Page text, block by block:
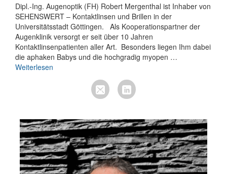
Dipl.-Ing. Augenoptik (FH) Robert Mergenthal ist Inhaber von
SEHENSWERT – Kontaktlinsen und Brillen in der
Universitätsstadt Göttingen. Als Kooperationspartner der
Augenklinik versorgt er seit über 10 Jahren
Kontaktlinsenpatienten aller Art. Besonders liegen Ihm dabei
die aphaken Babys und die hochgradig myopen …
Weiterlesen